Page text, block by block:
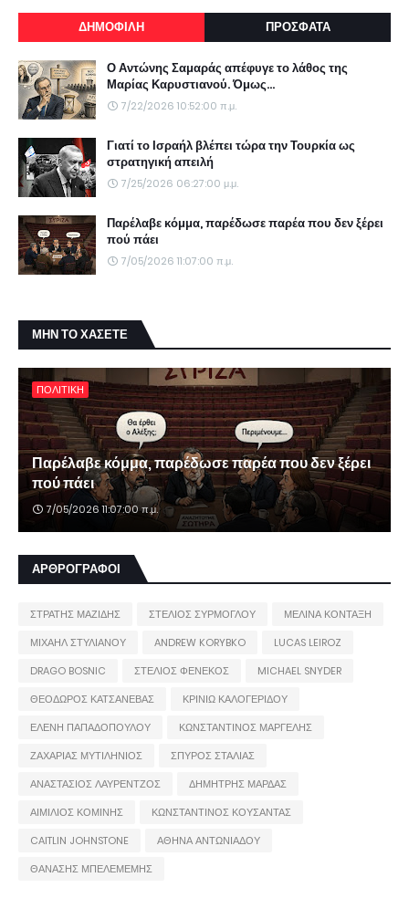
ΔΗΜΟΦΙΛΗ ΠΡΟΣΦΑΤΑ
Ο Αντώνης Σαμαράς απέφυγε το λάθος της
Μαρίας Καρυστιανού. Όμως...
7/22/2026 10:52:00 π.μ.
Γιατί το Ισραήλ βλέπει τώρα την Τουρκία ως
στρατηγική απειλή
7/25/2026 06:27:00 μ.μ.
Παρέλαβε κόμμα, παρέδωσε παρέα που δεν ξέρει
πού πάει
7/05/2026 11:07:00 π.μ.
ΜΗΝ ΤΟ ΧΑΣΕΤΕ
ΠΟΛΙΤΙΚΗ
Παρέλαβε κόμμα, παρέδωσε παρέα που δεν ξέρει
πού πάει
7/05/2026 11:07:00 π.μ.
ΑΡΘΡΟΓΡΑΦΟΙ
ΣΤΡΑΤΗΣ ΜΑΖΙΔΗΣ ΣΤΕΛΙΟΣ ΣΥΡΜΟΓΛΟΥ
ΜΕΛΙΝΑ ΚΟΝΤΑΞΗ
ΜΙΧΑΗΛ ΣΤΥΛΙΑΝΟΥ
ANDREW KORYBKO
LUCAS LEIROZ
DRAGO BOSNIC
ΣΤΕΛΙΟΣ ΦΕΝΕΚΟΣ
MICHAEL SNYDER
ΘΕΟΔΩΡΟΣ ΚΑΤΣΑΝΕΒΑΣ
ΚΡΙΝΙΩ ΚΑΛΟΓΕΡΙΔΟΥ
ΕΛΕΝΗ ΠΑΠΑΔΟΠΟΥΛΟΥ
ΚΩΝΣΤΑΝΤΙΝΟΣ ΜΑΡΓΕΛΗΣ
ΖΑΧΑΡΙΑΣ ΜΥΤΙΛΗΝΙΟΣ
ΣΠΥΡΟΣ ΣΤΑΛΙΑΣ
ΑΝΑΣΤΑΣΙΟΣ ΛΑΥΡΕΝΤΖΟΣ
ΔΗΜΗΤΡΗΣ ΜΑΡΔΑΣ
ΑΙΜΙΛΙΟΣ ΚΟΜΙΝΗΣ
ΚΩΝΣΤΑΝΤΙΝΟΣ ΚΟΥΣΑΝΤΑΣ
CAITLIN JOHNSTONE
ΑΘΗΝΑ ΑΝΤΩΝΙΑΔΟΥ
ΘΑΝΑΣΗΣ ΜΠΕΛΕΜΕΜΗΣ